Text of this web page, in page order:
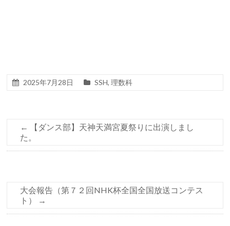
2025年7月28日 SSH,理数科
←
【ダンス部】天神天満宮夏祭りに出演しまし
た。
大会報告（第７２回NHK杯全国全国放送コンテス
ト）
→